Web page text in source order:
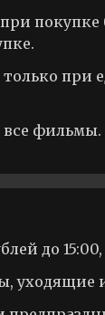
покупке
до 15:00,
уходящие